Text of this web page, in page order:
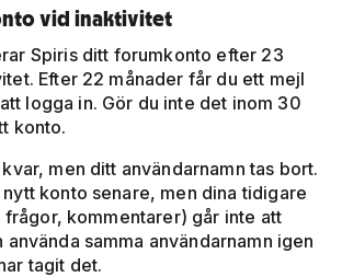
vid inaktivitet
Spiris ditt forumkonto efter 23
Efter 22 månader får du ett mejl
logga in. Gör du inte det inom 30
konto.
men ditt användarnamn tas bort.
nytt konto senare, men dina tidigare
kommentarer) går inte att
använda samma användarnamn igen
tagit det.